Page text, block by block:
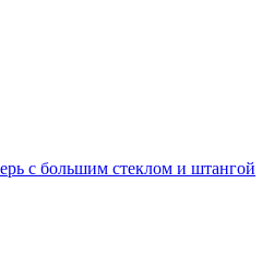
c большим стеклом и штангой